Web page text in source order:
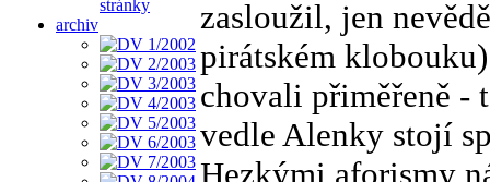
stránky
archiv
zasloužil, jen
pirátském
chovali přiměřeně -
vedle Alenky stojí
Hezkými aforismy